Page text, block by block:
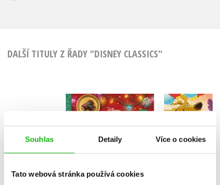
Souhlas Detaily Více o cookies
Tato webová stránka používá cookies
DALŠÍ TITULY Z ŘADY "DISNEY CLASSICS"
kuchařka
Disney -